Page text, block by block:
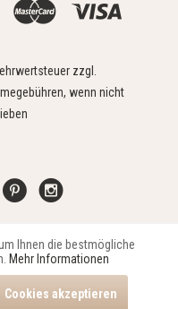
zzgl.
wenn nicht
Versand Datenschutz
// DesignDupp GmbH
Aktiv
Aktiv
Ihnen die bestmögliche
Mehr Informationen
Cookies akzeptieren